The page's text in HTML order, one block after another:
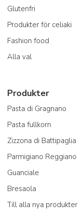
Glutenfri
Produkter för celiaki
Fashion food
Alla val
Produkter
Pasta di Gragnano
Pasta fullkorn
Zizzona di Battipaglia
Parmigiano Reggiano
Guanciale
Bresaola
Till alla nya produkter